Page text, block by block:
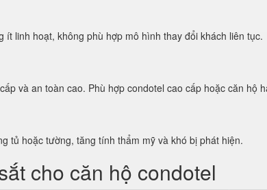
linh hoạt, không phù hợp mô hình thay đổi khách liên tục.
và an toàn cao. Phù hợp condotel cao cấp hoặc căn hộ
tủ hoặc tường, tăng tính thẩm mỹ và khó bị phát hiện.
cho căn hộ condotel